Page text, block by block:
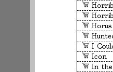
Horus
I
Icon
In the